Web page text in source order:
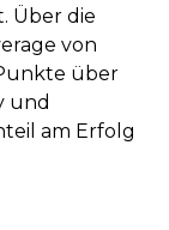
Über die
von
über
und
am Erfolg